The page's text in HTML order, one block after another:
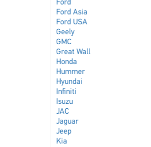
Ford
Ford Asia
Ford USA
Geely
GMC
Great Wall
Honda
Hummer
Hyundai
Infiniti
Isuzu
JAC
Jaguar
Jeep
Kia